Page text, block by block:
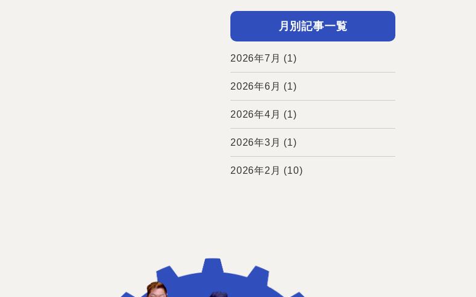
月別記事一覧
2026年7月 (1)
2026年6月 (1)
2026年4月 (1)
2026年3月 (1)
2026年2月 (10)